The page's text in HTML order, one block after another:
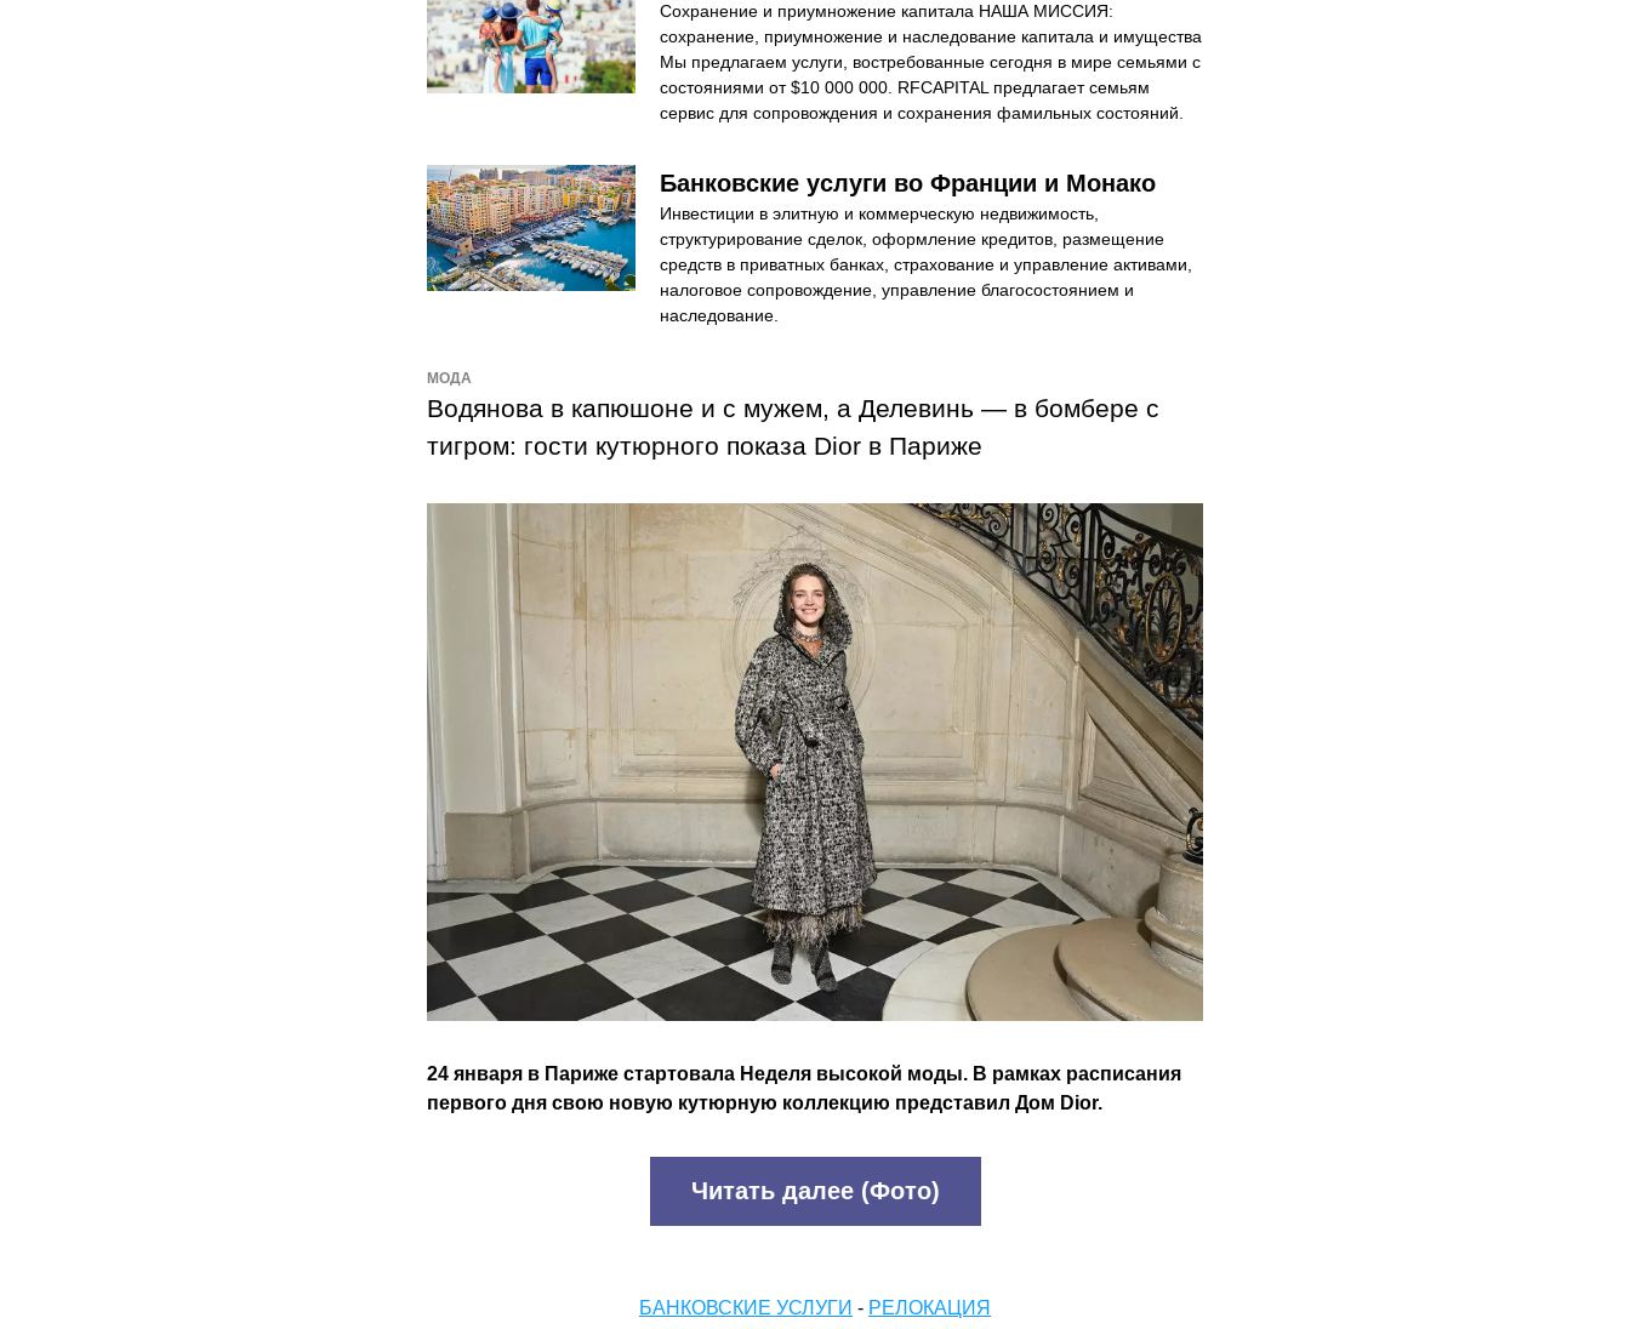
Сохранение и приумножение капитала НАША МИССИЯ:
сохранение, приумножение и наследование капитала и имущества
Мы предлагаем услуги, востребованные сегодня в мире семьями с
состояниями от $10 000 000. RFCAPITAL предлагает семьям
сервис для сопровождения и сохранения фамильных состояний.
Банковские услуги во Франции и Монако
Инвестиции в элитную и коммерческую недвижимость,
структурирование сделок, оформление кредитов, размещение
средств в приватных банках, страхование и управление активами,
налоговое сопровождение, управление благосостоянием и
наследование.
МОДА
Водянова в капюшоне и с мужем, а Делевинь — в бомбере с
тигром: гости кутюрного показа Dior в Париже
24 января в Париже стартовала Неделя высокой моды. В рамках расписания
первого дня свою новую кутюрную коллекцию представил Дом Dior.
Читать далее (Фото)
БАНКОВСКИЕ УСЛУГИ - РЕЛОКАЦИЯ